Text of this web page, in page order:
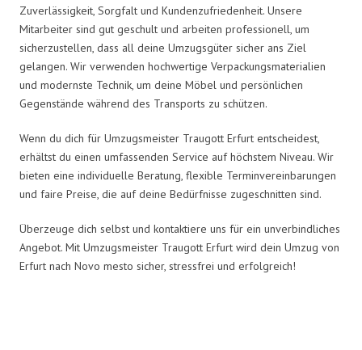
Zuverlässigkeit, Sorgfalt und Kundenzufriedenheit. Unsere
Mitarbeiter sind gut geschult und arbeiten professionell, um
sicherzustellen, dass all deine Umzugsgüter sicher ans Ziel
gelangen. Wir verwenden hochwertige Verpackungsmaterialien
und modernste Technik, um deine Möbel und persönlichen
Gegenstände während des Transports zu schützen.
Wenn du dich für Umzugsmeister Traugott Erfurt entscheidest,
erhältst du einen umfassenden Service auf höchstem Niveau. Wir
bieten eine individuelle Beratung, flexible Terminvereinbarungen
und faire Preise, die auf deine Bedürfnisse zugeschnitten sind.
Überzeuge dich selbst und kontaktiere uns für ein unverbindliches
Angebot. Mit Umzugsmeister Traugott Erfurt wird dein Umzug von
Erfurt nach Novo mesto sicher, stressfrei und erfolgreich!